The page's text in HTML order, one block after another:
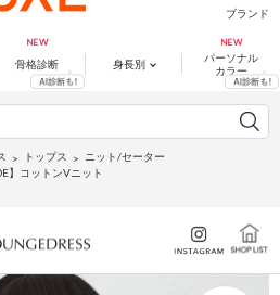
ブランド
骨格診断 身長別
パーソナル
カラー
トップス
ニット/セーター
】コットンVニット